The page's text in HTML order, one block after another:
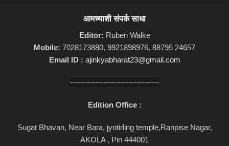
आमच्याशी संपर्क साधा
Editor: Ruben Walke
Mobile: 7028173880, 9921898976, 88795 24657
Email ID : ajinkyabharat23@gmail.com
-----------------------------------
Edition Office :
Sugat Bhavan, Near Bara, jyotirling temple,Ranpise Nagar,
AKOLA , Pin 444001